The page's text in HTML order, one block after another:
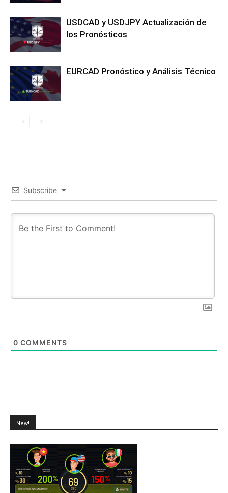
USDCAD y USDJPY Actualización de
los Pronósticos
EURCAD Pronóstico y Análisis Técnico
Subscribe
0 COMMENTS
New!